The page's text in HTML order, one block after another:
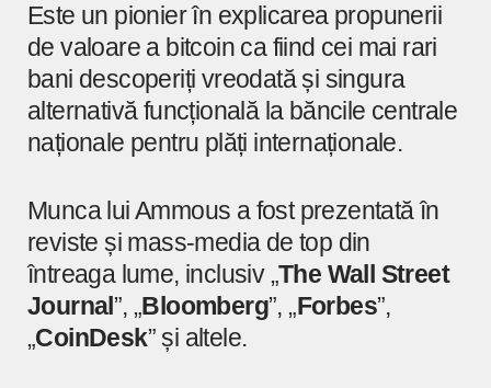
Este un pionier în explicarea propunerii
de valoare a bitcoin ca fiind cei mai rari
bani descoperiți vreodată și singura
alternativă funcțională la băncile centrale
naționale pentru plăți internaționale.
Munca lui Ammous a fost prezentată în
reviste și mass-media de top din
întreaga lume, inclusiv „The Wall Street
Journal”, „Bloomberg”, „Forbes”,
„CoinDesk” și altele.